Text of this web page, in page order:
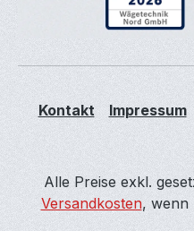
Kontakt Impressum
Alle Preise exkl.
Versandkosten, wenn